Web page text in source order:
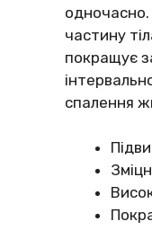
частину
покращує
спалення